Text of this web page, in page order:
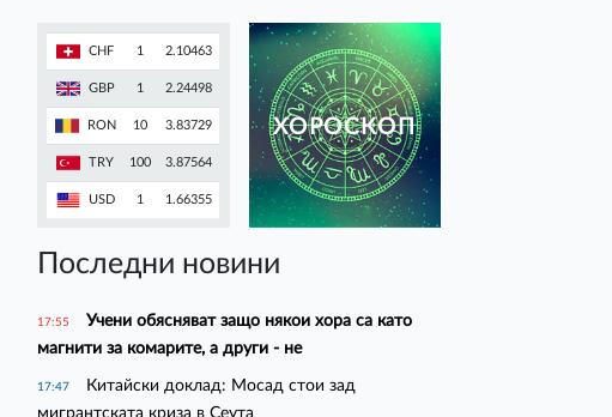
CHF 1 2.10463
GBP 1 2.24498
RON 10 3.83729
TRY 100 3.87564
USD 1 1.66355
ХОРОСКОП
Последни новини
17:55
Учени обясняват защо някои хора са като
магнити за комарите, а други - не
17:47
Китайски доклад: Мосад стои зад
мигрантската криза в Сеута